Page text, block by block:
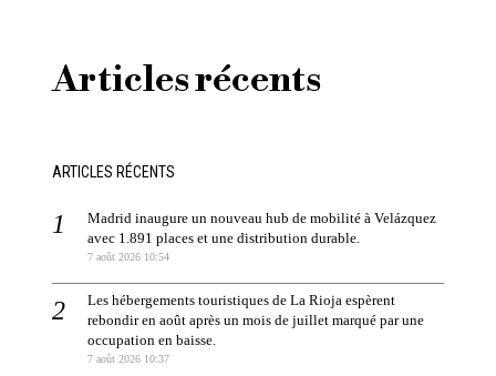
Articles récents
ARTICLES RÉCENTS
Madrid inaugure un nouveau hub de mobilité à Velázquez
avec 1.891 places et une distribution durable.
7 août 2026 10:54
Les hébergements touristiques de La Rioja espèrent
rebondir en août après un mois de juillet marqué par une
occupation en baisse.
7 août 2026 10:37